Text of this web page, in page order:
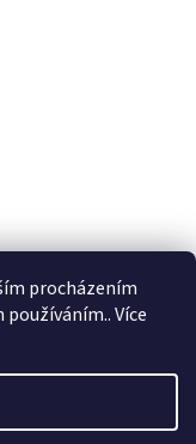
procházením
Více